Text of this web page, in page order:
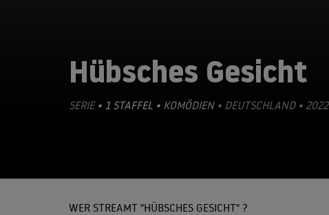
Hübsches Gesicht
SERIE • 1 STAFFEL • KOMÖDIEN• DEUTSCHLAND • 2022
WER STREAMT "HÜBSCHES GESICHT" ?